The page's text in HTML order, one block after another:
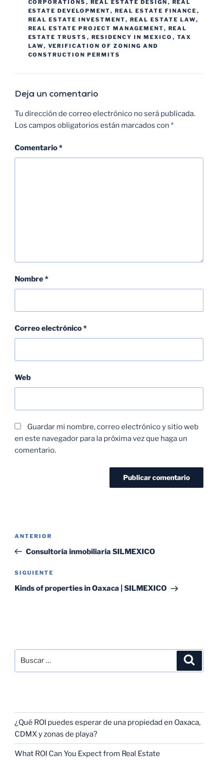
CORPORATIONS , REAL ESTATE DESIGN , REAL
ESTATE DEVELOPMENT, REAL ESTATE FINANCE ,
REAL ESTATE INVESTMENT, REAL ESTATE LAW,
REAL ESTATE PROJECT MANAGEMENT, REAL
ESTATE TRUSTS , RESIDENCY IN MEXICO , TAX
LAW, VERIFICATION OF ZONING AND
CONSTRUCTION PERMITS
Deja un comentario
Tu dirección de correo electrónico no será publicada.
Los campos obligatorios están marcados con *
Comentario*
Nombre*
Correo electrónico*
Web
Guardar mi nombre, correo electrónico y sitio web
en este navegador para la próxima vez que haga un
comentario.
ANTERIOR
Consultoría inmobiliaria SILMEXICO
SIGUIENTE
Kinds of properties in Oaxaca | SILMEXICO
¿Qué ROI puedes esperar de una propiedad en Oaxaca,
CDMX y zonas de playa?
What ROI Can You Expect from Real Estate